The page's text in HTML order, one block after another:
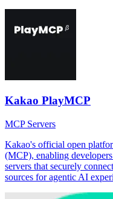
Kakao PlayMCP
MCP Servers
Kakao's official open
(MCP), enabling
servers that securely
sources for agentic AI